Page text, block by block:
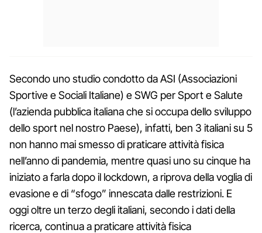
Secondo uno studio condotto da ASI (Associazioni
Sportive e Sociali Italiane) e SWG per Sport e Salute
(l’azienda pubblica italiana che si occupa dello sviluppo
dello sport nel nostro Paese), infatti, ben 3 italiani su 5
non hanno mai smesso di praticare attività fisica
nell’anno di pandemia, mentre quasi uno su cinque ha
iniziato a farla dopo il lockdown, a riprova della voglia di
evasione e di “sfogo” innescata dalle restrizioni. E
oggi oltre un terzo degli italiani, secondo i dati della
ricerca, continua a praticare attività fisica